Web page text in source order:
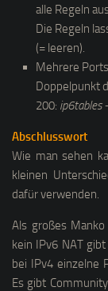
alle Regeln
Die Regeln
(= leeren).
Mehrere
Doppelpunkt
200: ip6tables
Abschlusswort
Wie man sehen
kleinen
dafür verwenden.
Als großes
kein IPv6 NAT
bei IPv4 einzelne
Es gibt